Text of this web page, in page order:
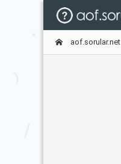
aof.sorular.net